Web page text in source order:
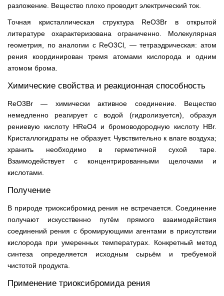
разложение. Вещество плохо проводит электрический ток.
Точная кристаллическая структура ReO3Br в открытой
литературе охарактеризована ограниченно. Молекулярная
геометрия, по аналогии с ReO3Cl, — тетраэдрическая: атом
рения координирован тремя атомами кислорода и одним
атомом брома.
Химические свойства и реакционная способность
ReO3Br — химически активное соединение. Вещество
немедленно реагирует с водой (гидролизуется), образуя
рениевую кислоту HReO4 и бромоводородную кислоту HBr.
Кристаллогидраты не образует. Чувствительно к влаге воздуха;
хранить необходимо в герметичной сухой таре.
Взаимодействует с концентрированными щелочами и
кислотами.
Получение
В природе триоксибромид рения не встречается. Соединение
получают искусственно путём прямого взаимодействия
соединений рения с бромирующими агентами в присутствии
кислорода при умеренных температурах. Конкретный метод
синтеза определяется исходным сырьём и требуемой
чистотой продукта.
Применение триоксибромида рения